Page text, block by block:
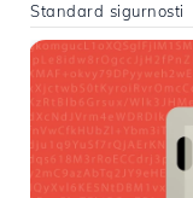
Standard sigurnosti